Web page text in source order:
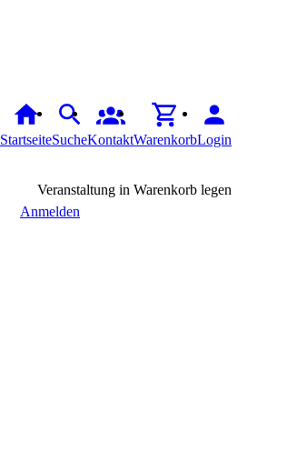
StartseiteSucheKontaktWarenkorbLogin
Veranstaltung in Warenkorb legen
Anmelden